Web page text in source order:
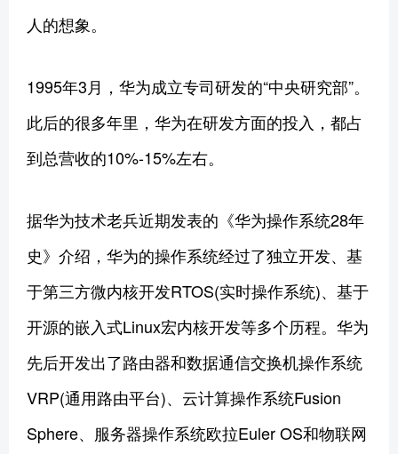
人的想象。
1995年3月，华为成立专司研发的“中央研究部”。
此后的很多年里，华为在研发方面的投入，都占
到总营收的10%-15%左右。
据华为技术老兵近期发表的《华为操作系统28年
史》介绍，华为的操作系统经过了独立开发、基
于第三方微内核开发RTOS(实时操作系统)、基于
开源的嵌入式Linux宏内核开发等多个历程。华为
先后开发出了路由器和数据通信交换机操作系统
VRP(通用路由平台)、云计算操作系统Fusion
Sphere、服务器操作系统欧拉Euler OS和物联网